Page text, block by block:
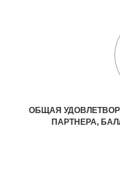
ОБЩАЯ
ПАРТНЕРА,